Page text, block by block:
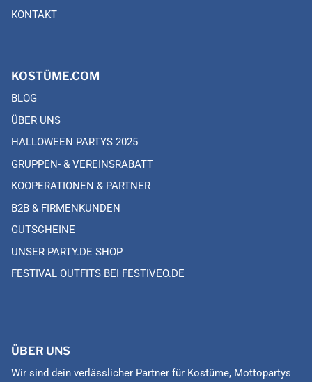
KONTAKT
KOSTÜME.COM
BLOG
ÜBER UNS
HALLOWEEN PARTYS 2025
GRUPPEN- & VEREINSRABATT
KOOPERATIONEN & PARTNER
B2B & FIRMENKUNDEN
GUTSCHEINE
UNSER PARTY.DE SHOP
FESTIVAL OUTFITS BEI FESTIVEO.DE
ÜBER UNS
Wir sind dein verlässlicher Partner für Kostüme, Mottopartys